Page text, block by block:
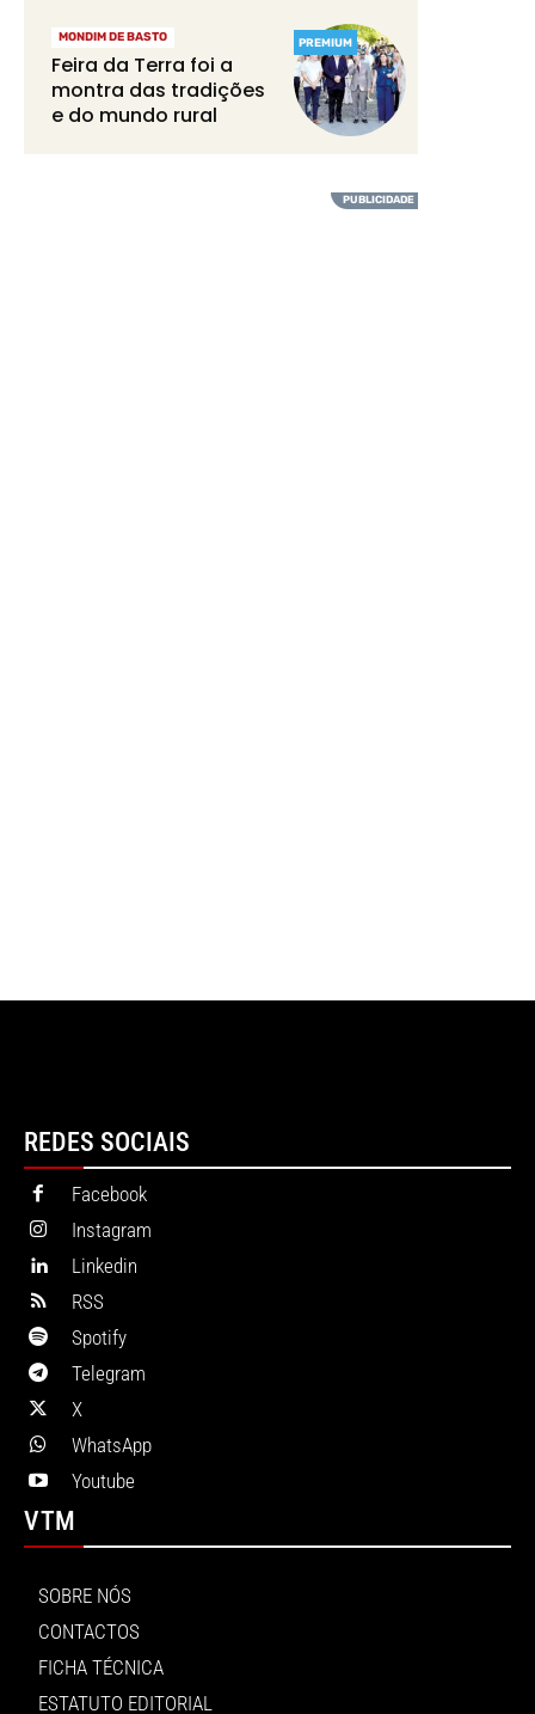
PREMIUM
MONDIM DE BASTO
Feira da Terra foi a
montra das tradições
e do mundo rural
REDES SOCIAIS
Facebook
Instagram
Linkedin
RSS
Spotify
Telegram
X
WhatsApp
Youtube
VTM
SOBRE NÓS
CONTACTOS
FICHA TÉCNICA
ESTATUTO EDITORIAL